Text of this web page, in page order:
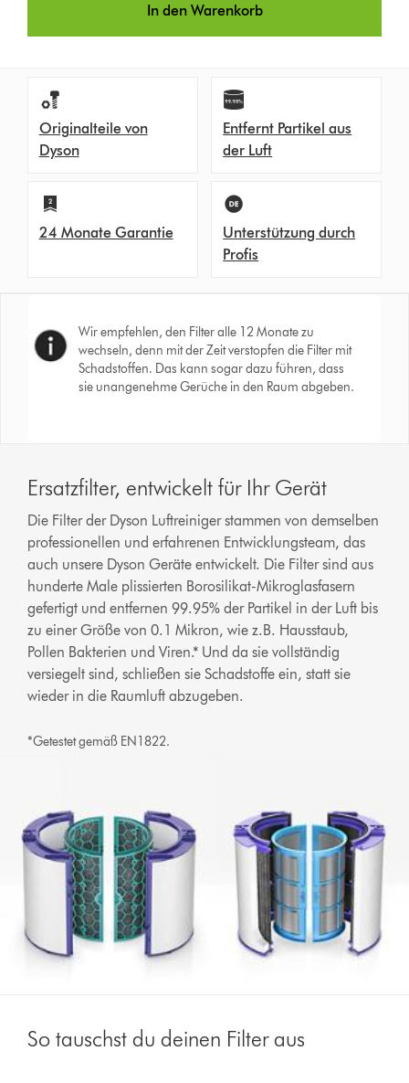
In den Warenkorb
Originalteile von
Dyson
Entfernt Partikel aus
der Luft
24 Monate Garantie
Unterstützung durch
Profis
Wir empfehlen, den Filter alle 12 Monate zu
wechseln, denn mit der Zeit verstopfen die Filter mit
Schadstoffen. Das kann sogar dazu führen, dass
sie unangenehme Gerüche in den Raum abgeben.
Ersatzfilter, entwickelt für Ihr Gerät
Die Filter der Dyson Luftreiniger stammen von demselben
professionellen und erfahrenen Entwicklungsteam, das
auch unsere Dyson Geräte entwickelt. Die Filter sind aus
hunderte Male plissierten Borosilikat-Mikroglasfasern
gefertigt und entfernen 99.95% der Partikel in der Luft bis
zu einer Größe von 0.1 Mikron, wie z.B. Hausstaub,
Pollen Bakterien und Viren.* Und da sie vollständig
versiegelt sind, schließen sie Schadstoffe ein, statt sie
wieder in die Raumluft abzugeben.
*Getestet gemäß EN1822.
So tauschst du deinen Filter aus